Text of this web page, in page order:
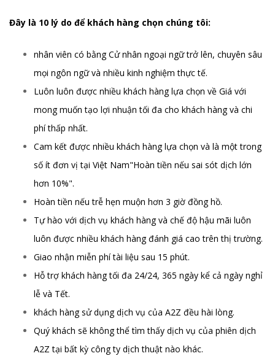
Đây là 10 lý do để khách hàng chọn chúng tôi:
nhân viên có bằng Cử nhân ngoại ngữ trở lên, chuyên sâu
mọi ngôn ngữ và nhiều kinh nghiệm thực tế.
Luôn luôn được nhiều khách hàng lựa chọn về Giá với
mong muốn tạo lợi nhuận tối đa cho khách hàng và chi
phí thấp nhất.
Cam kết được nhiều khách hàng lựa chọn và là một trong
số ít đơn vị tại Việt Nam"Hoàn tiền nếu sai sót dịch lớn
hơn 10%".
Hoàn tiền nếu trễ hẹn muộn hơn 3 giờ đồng hồ.
Tự hào với dịch vụ khách hàng và chế độ hậu mãi luôn
luôn được nhiều khách hàng đánh giá cao trên thị trường.
Giao nhận miễn phí tài liệu sau 15 phút.
Hỗ trợ khách hàng tối đa 24/24, 365 ngày kể cả ngày nghỉ
lễ và Tết.
khách hàng sử dụng dịch vụ của A2Z đều hài lòng.
Quý khách sẽ không thể tìm thấy dịch vụ của phiên dịch
A2Z tại bất kỳ công ty dịch thuật nào khác.